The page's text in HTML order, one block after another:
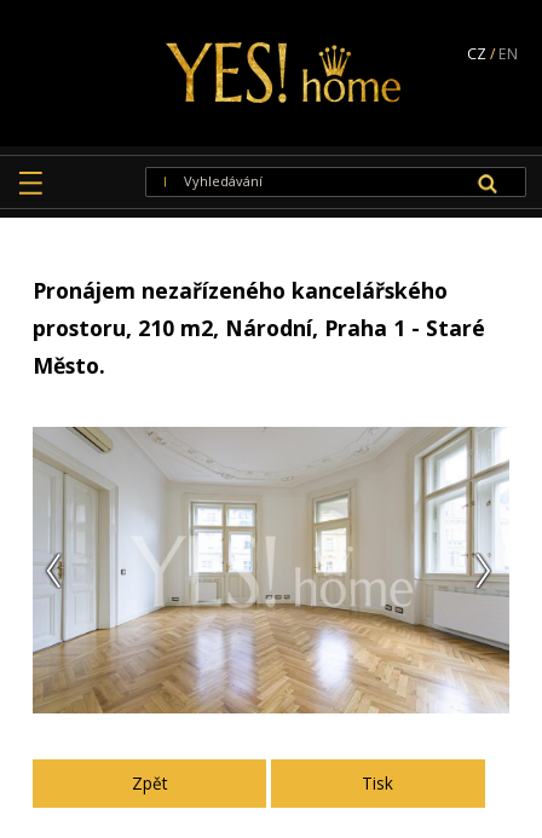
CZ/EN
Pronájem nezařízeného kancelářského
prostoru, 210 m2, Národní, Praha 1 - Staré
Město.
zpět Tisk